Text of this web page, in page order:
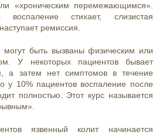
«хроническим перемежающимся».
стихает, слизистая
ремиссия.
быть вызваны физическим или
У некоторых пациентов бывает
а затем нет симптомов в течение
у 10% пациентов воспаление после
полностью. Этот курс называется
язвенный колит начинается